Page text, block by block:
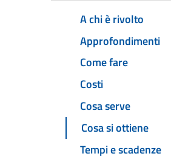
A chi è rivolto
Approfondimenti
Come fare
Costi
Cosa serve
Cosa si ottiene
Tempi e scadenze